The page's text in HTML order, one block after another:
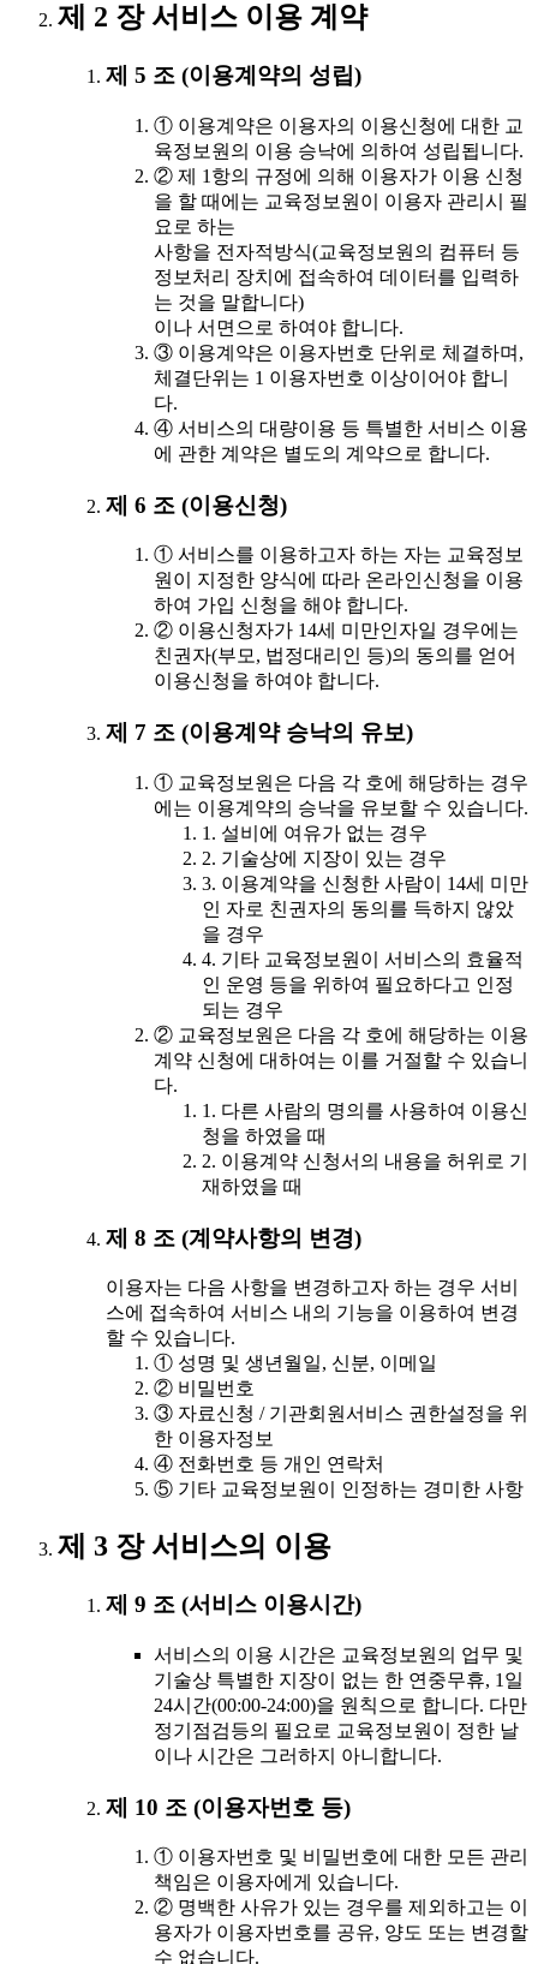
제 2 장 서비스 이용 계약
제 5 조 (이용계약의 성립)
① 이용계약은 이용자의 이용신청에 대한 교
육정보원의 이용 승낙에 의하여 성립됩니다.
② 제 1항의 규정에 의해 이용자가 이용 신청
을 할 때에는 교육정보원이 이용자 관리시 필
요로 하는
사항을 전자적방식(교육정보원의 컴퓨터 등
정보처리 장치에 접속하여 데이터를 입력하
는 것을 말합니다)
이나 서면으로 하여야 합니다.
③ 이용계약은 이용자번호 단위로 체결하며,
체결단위는 1 이용자번호 이상이어야 합니
다.
④ 서비스의 대량이용 등 특별한 서비스 이용
에 관한 계약은 별도의 계약으로 합니다.
제 6 조 (이용신청)
① 서비스를 이용하고자 하는 자는 교육정보
원이 지정한 양식에 따라 온라인신청을 이용
하여 가입 신청을 해야 합니다.
② 이용신청자가 14세 미만인자일 경우에는
친권자(부모, 법정대리인 등)의 동의를 얻어
이용신청을 하여야 합니다.
제 7 조 (이용계약 승낙의 유보)
① 교육정보원은 다음 각 호에 해당하는 경우
에는 이용계약의 승낙을 유보할 수 있습니다.
1. 설비에 여유가 없는 경우
2. 기술상에 지장이 있는 경우
3. 이용계약을 신청한 사람이 14세 미만
인 자로 친권자의 동의를 득하지 않았
을 경우
4. 기타 교육정보원이 서비스의 효율적
인 운영 등을 위하여 필요하다고 인정
되는 경우
② 교육정보원은 다음 각 호에 해당하는 이용
계약 신청에 대하여는 이를 거절할 수 있습니
다.
1. 다른 사람의 명의를 사용하여 이용신
청을 하였을 때
2. 이용계약 신청서의 내용을 허위로 기
재하였을 때
제 8 조 (계약사항의 변경)
이용자는 다음 사항을 변경하고자 하는 경우 서비
스에 접속하여 서비스 내의 기능을 이용하여 변경
할 수 있습니다.
① 성명 및 생년월일, 신분, 이메일
② 비밀번호
③ 자료신청 / 기관회원서비스 권한설정을 위
한 이용자정보
④ 전화번호 등 개인 연락처
⑤ 기타 교육정보원이 인정하는 경미한 사항
제 3 장 서비스의 이용
제 9 조 (서비스 이용시간)
서비스의 이용 시간은 교육정보원의 업무 및
기술상 특별한 지장이 없는 한 연중무휴, 1일
24시간(00:00-24:00)을 원칙으로 합니다. 다만
정기점검등의 필요로 교육정보원이 정한 날
이나 시간은 그러하지 아니합니다.
제 10 조 (이용자번호 등)
① 이용자번호 및 비밀번호에 대한 모든 관리
책임은 이용자에게 있습니다.
② 명백한 사유가 있는 경우를 제외하고는 이
용자가 이용자번호를 공유, 양도 또는 변경할
수 없습니다.